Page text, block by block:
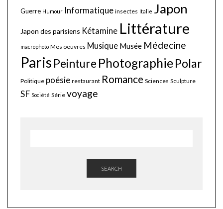
Guerre Humour Informatique insectes Italie Japon
Japon des parisiens Kétamine Littérature
macrophoto Mes oeuvres Musique Musée Médecine
Paris Peinture PhotographiePolar
Politique poésie restaurant Romance Sciences Sculpture
SF Société Série voyage
SEARCH